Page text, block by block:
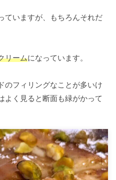
ていますが、もちろんそれだ
リームになっています。
のフィリングなことが多いけ
よく見ると断面も緑がかって